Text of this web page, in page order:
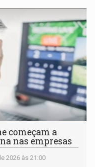
começam a
nas empresas
2026 às 21:00